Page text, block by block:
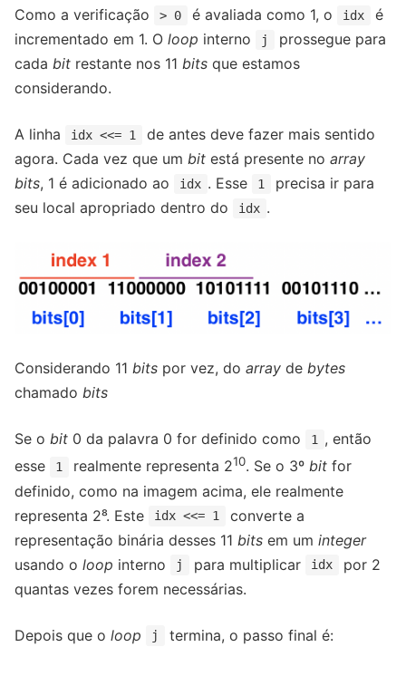
Como a verificação > 0 é avaliada como 1, o idx
é
incrementado em 1. O loop interno j
prossegue para
cada bit restante nos 11 bits que estamos
considerando.
A linha idx <<= 1
de antes deve fazer mais sentido
agora. Cada vez que um bit está presente no array
bits, 1 é adicionado ao idx . Esse 1
precisa ir para
seu local apropriado dentro do
idx .
Considerando 11 bits por vez, do array de bytes
chamado bits
Se o bit 0 da palavra 0 for definido como 1 , então
esse
1 realmente representa 210. Se o 3º bitfor
definido, como na imagem acima, ele realmente
representa 2⁸. Este
idx <<= 1
converte a
representação binária desses 11 bits em um integer
usando o loop interno j para multiplicar idx
por 2
quantas vezes forem necessárias.
Depois que o loop j termina, o passo final é: